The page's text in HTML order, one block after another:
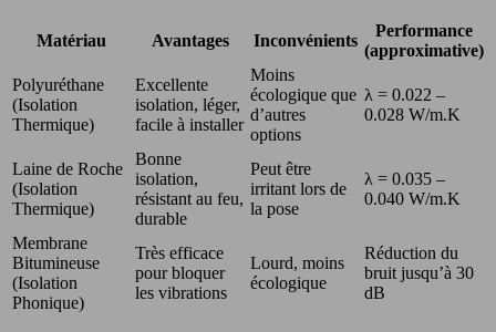
Matériau Avantages Inconvénients
Performance
(approximative)
Polyuréthane
(Isolation
Thermique)
Excellente
isolation, léger,
facile à installer
Moins
écologique que
d’autres
options
λ = 0.022 –
0.028 W/m.K
Laine de Roche
(Isolation
Thermique)
Bonne
isolation,
résistant au feu,
durable
Peut être
irritant lors de
la pose
λ = 0.035 –
0.040 W/m.K
Membrane
Bitumineuse
(Isolation
Phonique)
Très efficace
pour bloquer
les vibrations
Lourd, moins
écologique
Réduction du
bruit jusqu’à 30
dB